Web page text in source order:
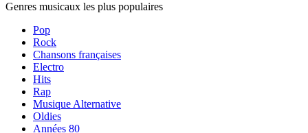
Genres musicaux les plus populaires
Pop
Rock
Chansons françaises
Electro
Hits
Rap
Musique Alternative
Oldies
Années 80